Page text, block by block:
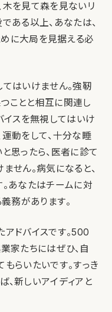
木を見て森を見ないリ
ある以上、あなたは、
に大局を見据える必
はいけません。強靭
ことと相互に関連し
イスを無視してはいけ
動をして、十分な睡
思ったら、医者に診て
せん。病気になると、
あなたはチームに対
務があります。
ドバイスです。500
家たちにはぜひ、自
らいたいです。すっき
新しいアイディアと